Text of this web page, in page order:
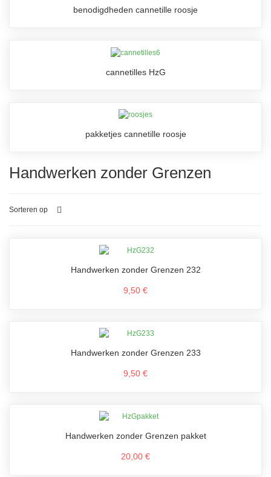
benodigdheden cannetille roosje
cannetilles HzG
pakketjes cannetille roosje
Handwerken zonder Grenzen
Sorteren op
Handwerken zonder Grenzen 232
9,50 €
Handwerken zonder Grenzen 233
9,50 €
Handwerken zonder Grenzen pakket
20,00 €